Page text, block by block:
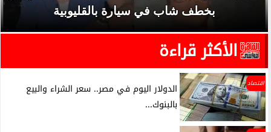
بخطف شاب في سيارة بالقليوبية
الأكثر قراءة
اقتصاد
الدولار اليوم في مصر.. سعر الشراء والبيع
بالبنوك...